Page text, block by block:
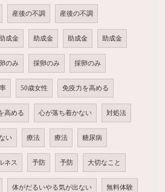
産後の不調 産後の不調
助成金 助成金 助成金 助成金
のみ 採卵のみ 採卵のみ
50歳女性 免疫力を高める
高める 心が落ち着かない 対処法
い 療法 療法 糖尿病
ネス 予防 予防 大切なこと
体がだるいやる気が出ない 無料体験